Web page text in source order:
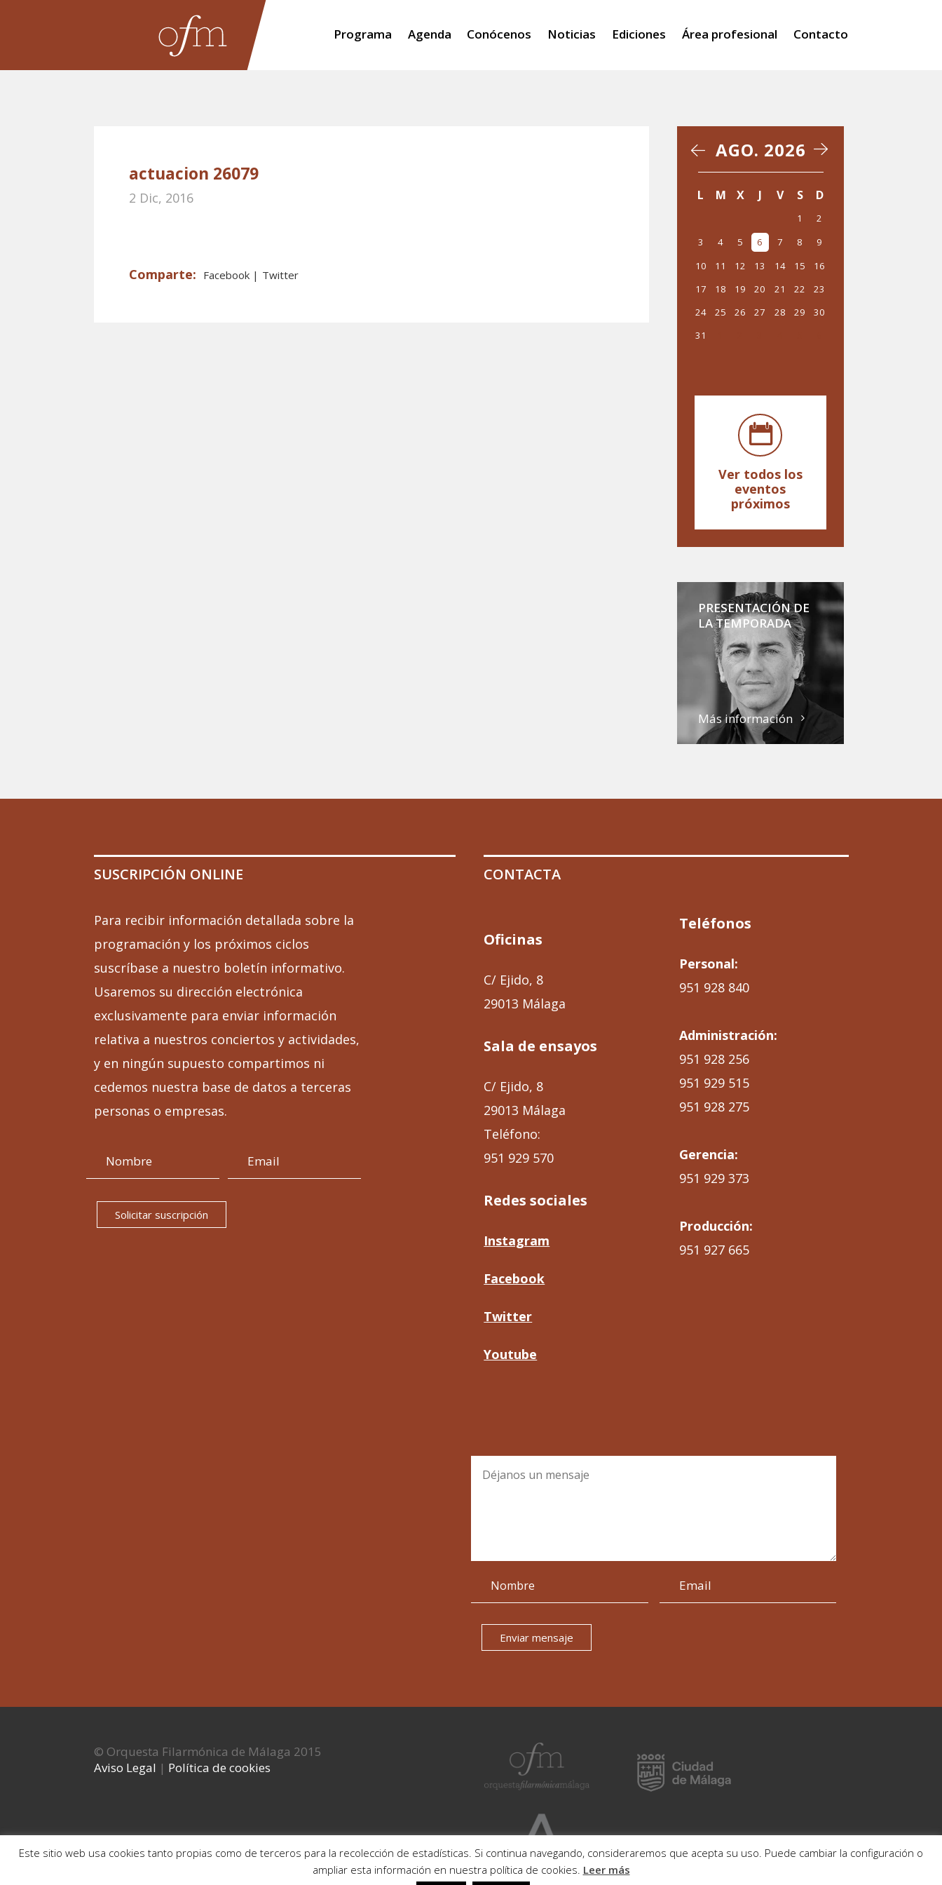
Programa Agenda Conócenos Noticias Ediciones Área profesional Contacto
actuacion 26079
2 Dic, 2016
Facebook Twitter
‹ AGO. 2026 ›
L M X J V S D
1
2
3
4 5 6 7 8
9
10
11 12 13 14 15
16
17
18 19 20 21 22
23
24
25 26 27 28 29
30
31
Ver todos los
eventos
próximos
PRESENTACIÓN DE
LA TEMPORADA
Más información
SUSCRIPCIÓN ONLINE
Para recibir información detallada sobre la
programación y los próximos ciclos
suscríbase a nuestro boletín informativo.
Usaremos su dirección electrónica
exclusivamente para enviar información
relativa a nuestros conciertos y actividades,
y en ningún supuesto compartimos ni
cedemos nuestra base de datos a terceras
personas o empresas.
Solicitar suscripción
CONTACTA
Oficinas
C/ Ejido, 8
29013 Málaga
Sala de ensayos
C/ Ejido, 8
29013 Málaga
Teléfono:
951 929 570
Redes sociales
Instagram
Facebook
Twitter
Youtube
Teléfonos
Personal:
951 928 840
Administración:
951 928 256
951 929 515
951 928 275
Gerencia:
951 929 373
Producción:
951 927 665
Enviar mensaje
© Orquesta Filarmónica de Málaga 2015
Aviso Legal | Política de cookies
Este sitio web usa cookies tanto propias como de terceros para la recolección de estadísticas. Si continua navegando, consideraremos que acepta su uso. Puede cambiar la configuración o
ampliar esta información en nuestra política de cookies. Leer más